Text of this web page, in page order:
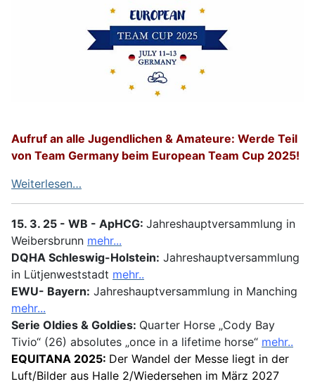
Aufruf an alle Jugendlichen & Amateure: Werde Teil
von Team Germany beim European Team Cup 2025!
Weiterlesen…
15. 3. 25 - WB - ApHCG: Jahreshauptversammlung in
Weibersbrunn mehr...
DQHA Schleswig-Holstein: Jahreshauptversammlung
in Lütjenweststadt mehr..
EWU- Bayern: Jahreshauptversammlung in Manching
mehr...
Serie Oldies & Goldies: Quarter Horse „Cody Bay
Tivio“ (26) absolutes „once in a lifetime horse“ mehr..
EQUITANA 2025: Der Wandel der Messe liegt in der
Luft/Bilder aus Halle 2/Wiedersehen im März 2027